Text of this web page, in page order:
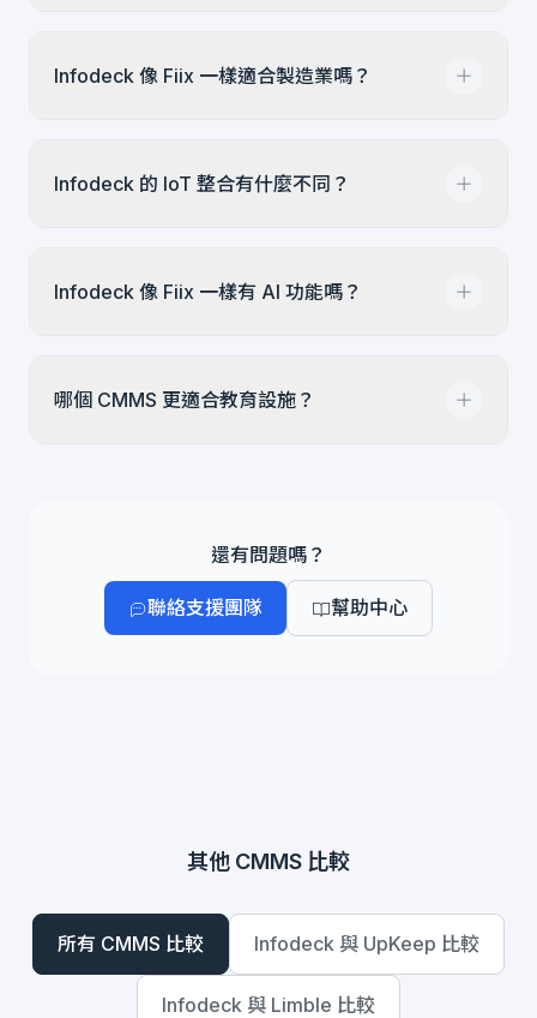
$45-75/使用者/月。Infodeck 從 $20/使用者/月
Infodeck 像 Fiix 一樣適合製造業嗎？
產類型的設施。雖然 Fiix 有更深的 Rockwell 工業
PLC 搭配使用。我們的強項在於設施管理、教育和
Infodeck 的 IoT 整合有什麼不同？
支援 LoRaWAN 和 MQTT 等開放協定。Fiix 在
流程深度。
Infodeck 像 Fiix 一樣有 AI 功能嗎？
及維護證據所在的營運紀錄。如果 AI 輔助維護是
哪個 CMMS 更適合教育設施？
業，而 Infodeck 提供多語言支援、供學生和教職
員使用的 QR 碼公開報修表單，以及更適合學術行
事曆的快速導入。
還有問題嗎？
聯絡支援團隊 幫助中心
其他 CMMS 比較
所有 CMMS 比較 Infodeck 與 UpKeep 比較
Infodeck 與 Limble 比較